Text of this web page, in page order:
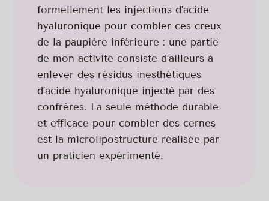
formellement les injections d’acide
hyaluronique pour combler ces creux
de la paupière inférieure : une partie
de mon activité consiste d’ailleurs à
enlever des résidus inesthétiques
d’acide hyaluronique injecté par des
confrères. La seule méthode durable
et efficace pour combler des cernes
est la microlipostructure réalisée par
un praticien expérimenté.